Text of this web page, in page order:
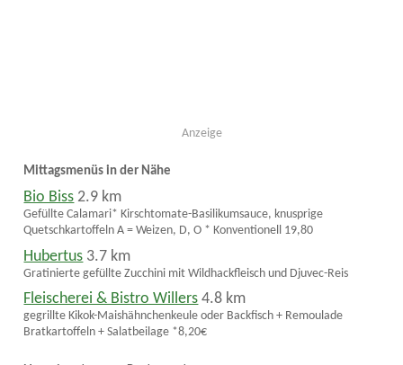
Anzeige
Mittagsmenüs in der Nähe
Bio Biss 2.9 km
Gefüllte Calamari* Kirschtomate-Basilikumsauce, knusprige
Quetschkartoffeln A = Weizen, D, O * Konventionell 19,80
Hubertus 3.7 km
Gratinierte gefüllte Zucchini mit Wildhackfleisch und Djuvec-Reis
Fleischerei & Bistro Willers 4.8 km
gegrillte Kikok-Maishähnchenkeule oder Backfisch + Remoulade
Bratkartoffeln + Salatbeilage *8,20€